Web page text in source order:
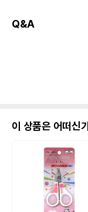
Q&A
이 상품은 어떠신